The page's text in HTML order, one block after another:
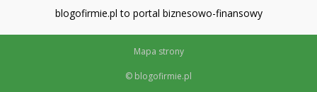
blogofirmie.pl to portal biznesowo-finansowy
Mapa strony
© blogofirmie.pl